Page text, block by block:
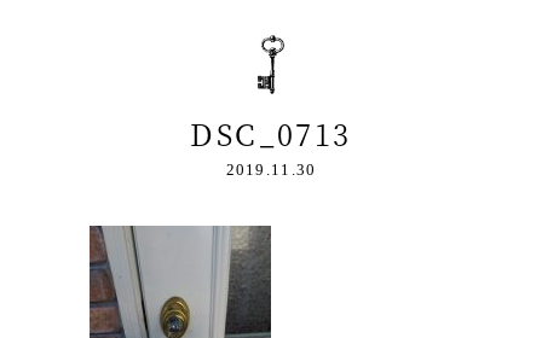
DSC_0713
2019.11.30